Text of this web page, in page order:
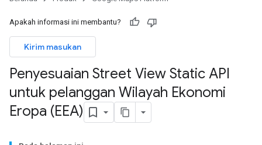
Apakah informasi ini membantu?
Kirim masukan
Penyesuaian Street View Static API
untuk pelanggan Wilayah Ekonomi
Eropa (EEA)